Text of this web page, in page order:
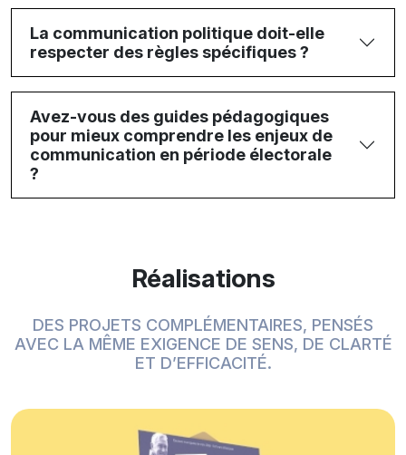
La communication politique doit-elle
respecter des règles spécifiques ?
Avez-vous des guides pédagogiques
pour mieux comprendre les enjeux de
communication en période électorale
?
Réalisations
DES PROJETS COMPLÉMENTAIRES, PENSÉS
AVEC LA MÊME EXIGENCE DE SENS, DE CLARTÉ
ET D’EFFICACITÉ.